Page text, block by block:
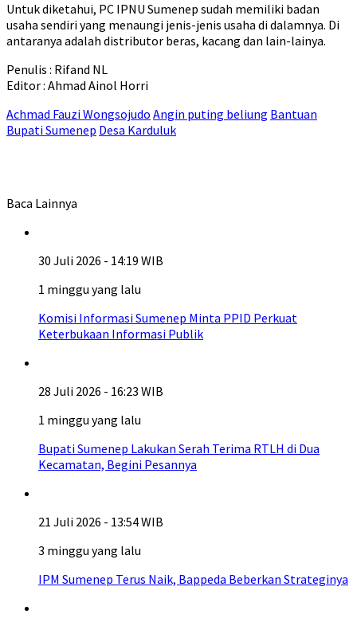
Untuk diketahui, PC IPNU Sumenep sudah memiliki badan
usaha sendiri yang menaungi jenis-jenis usaha di dalamnya. Di
antaranya adalah distributor beras, kacang dan lain-lainya.
Penulis : Rifand NL
Editor : Ahmad Ainol Horri
Achmad Fauzi Wongsojudo Angin puting beliung Bantuan
Bupati Sumenep Desa Karduluk
Baca Lainnya
30 Juli 2026 - 14:19 WIB
1 minggu yang lalu
Komisi Informasi Sumenep Minta PPID Perkuat
Keterbukaan Informasi Publik
28 Juli 2026 - 16:23 WIB
1 minggu yang lalu
Bupati Sumenep Lakukan Serah Terima RTLH di Dua
Kecamatan, Begini Pesannya
21 Juli 2026 - 13:54 WIB
3 minggu yang lalu
IPM Sumenep Terus Naik, Bappeda Beberkan Strateginya